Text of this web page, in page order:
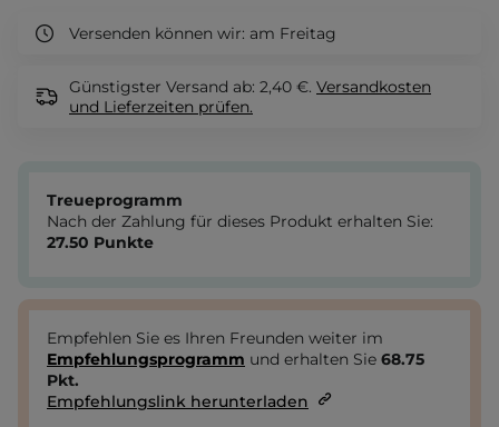
Versenden können wir: am Freitag
Günstigster Versand ab: 2,40 €. Versandkosten
und Lieferzeiten prüfen.
Treueprogramm
Nach der Zahlung für dieses Produkt erhalten Sie:
27.50 Punkte
Empfehlen Sie es Ihren Freunden weiter im
Empfehlungsprogramm und erhalten Sie 68.75
Pkt.
Empfehlungslink herunterladen